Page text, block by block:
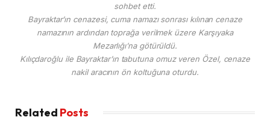
sohbet etti.
Bayraktar’ın cenazesi, cuma namazı sonrası kılınan cenaze
namazının ardından toprağa verilmek üzere Karşıyaka
Mezarlığı’na götürüldü.
Kılıçdaroğlu ile Bayraktar’ın tabutuna omuz veren Özel, cenaze
nakil aracının ön koltuğuna oturdu.
Related Posts